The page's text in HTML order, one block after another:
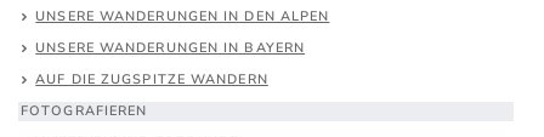
UNSERE WANDERUNGEN IN DEN ALPEN
UNSERE WANDERUNGEN IN BAYERN
AUF DIE ZUGSPITZE WANDERN
FOTOGRAFIEREN